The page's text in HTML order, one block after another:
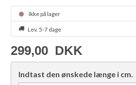
Ikke på lager
Lev. 5-7 dage
299,00 DKK
Indtast den ønskede længe i cm.